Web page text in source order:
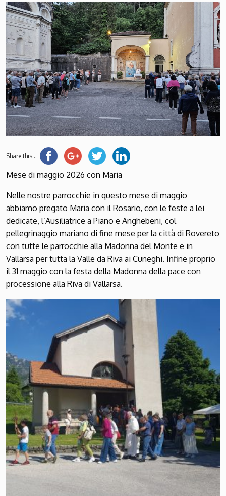
Share this...
Mese di maggio 2026 con Maria
Nelle nostre parrocchie in questo mese di maggio
abbiamo pregato Maria con il Rosario, con le feste a lei
dedicate, l’Ausiliatrice a Piano e Anghebeni, col
pellegrinaggio mariano di fine mese per la città di Rovereto
con tutte le parrocchie alla Madonna del Monte e in
Vallarsa per tutta la Valle da Riva ai Cuneghi. Infine proprio
il 31 maggio con la festa della Madonna della pace con
processione alla Riva di Vallarsa.